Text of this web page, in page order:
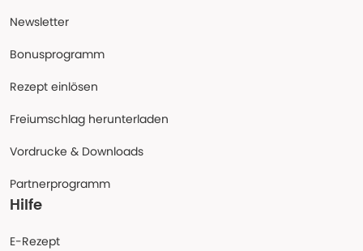
Newsletter
Bonusprogramm
Rezept einlösen
Freiumschlag herunterladen
Vordrucke & Downloads
Partnerprogramm
Hilfe
E-Rezept